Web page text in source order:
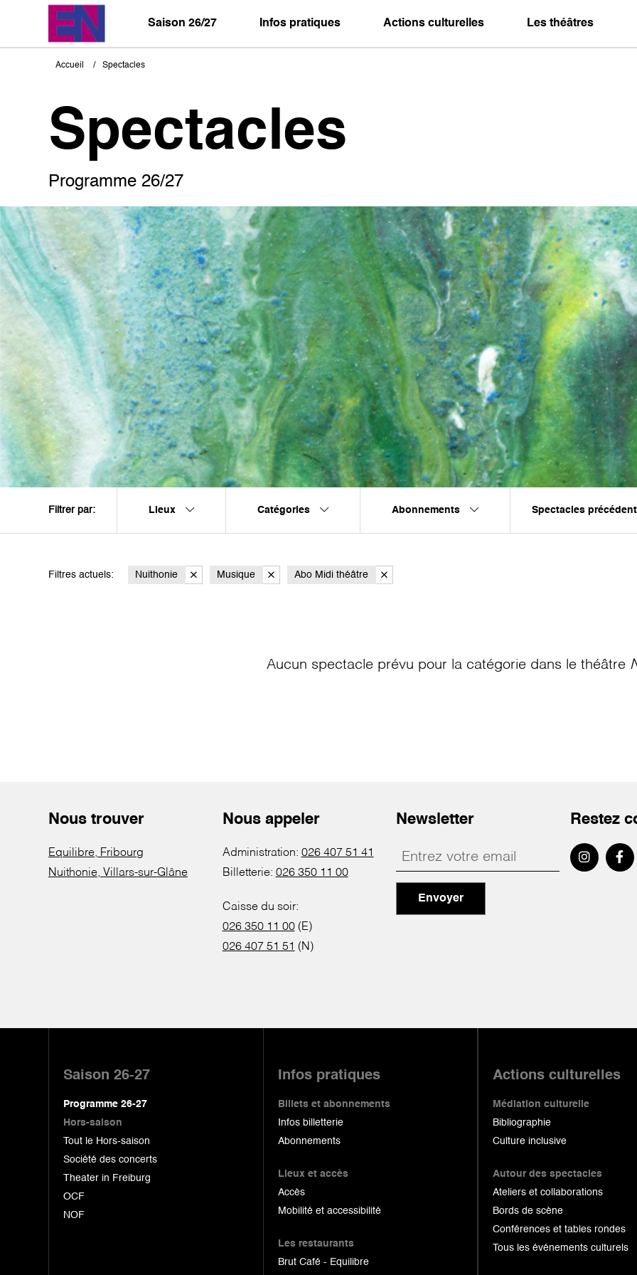
Saison 26/27 Infos pratiques Actions culturelles Les théâtres
Fil
Accueil Spectacles
Spectacles
Programme 26/27
Filtrer par: Lieux Catégories Abonnements Spectacles
Filtres actuels: Nuithonie Musique Abo Midi théâtre
Aucun spectacle prévu pour la catégorie dans le théâtre
Nous trouver
Equilibre, Fribourg
Nuithonie, Villars-sur-Glâne
Nous appeler
Administration: 026 407 51 41
Billetterie: 026 350 11 00
Caisse du soir:
026 350 11 00(E)
026 407 51 51 (N)
Newsletter
Envoyer
Restez
Saison 26-27
Programme 26-27
Hors-saison
Tout le Hors-saison
Société des concerts
Theater in Freiburg
OCF
NOF
Infos pratiques
Billets et abonnements
Infos billetterie
Abonnements
Lieux et accès
Accès
Mobilité et accessibilité
Les restaurants
Brut Café - Equilibre
Actions culturelles
Médiation culturelle
Bibliographie
Culture inclusive
Autour des spectacles
Ateliers et collaborations
Bords de scène
Conférences et tables rondes
Tous les événements culturels